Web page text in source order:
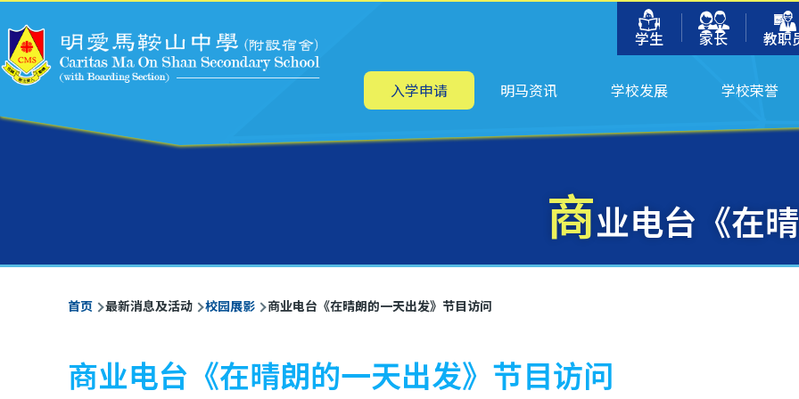
学生
家长 教职
主
航 入学申请 明马资讯 学校发展 学校荣誉
商业电台《在
面
包
屑
首页 最新消息及活动 校园展影 商业电台《在晴朗的一天出发》节目访问
商业电台《在晴朗的一天出发》节目访问